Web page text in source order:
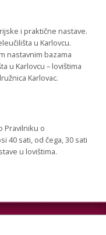
i praktične nastave.
u Karlovcu.
nastavnim bazama
u Karlovcu – lovištima
Karlovac.
Pravilniku o
40 sati, od čega, 30 sati
u lovištima.